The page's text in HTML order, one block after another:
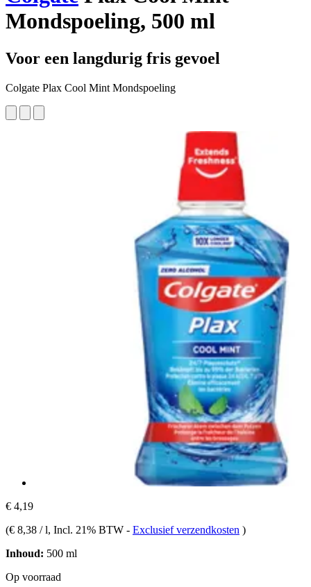
Mondspoeling, 500 ml
Voor een langdurig fris gevoel
Colgate Plax Cool Mint Mondspoeling
€ 4,19
(€ 8,38 / l, Incl. 21% BTW - Exclusief verzendkosten )
Inhoud: 500 ml
Op voorraad